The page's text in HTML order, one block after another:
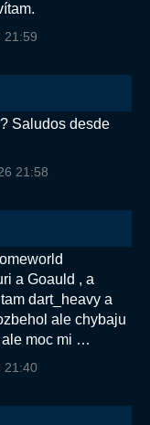
21:59
Saludos desde
21:58
a Goauld , a
dart_heavy a
ale chybaju
ale moc mi …
21:40